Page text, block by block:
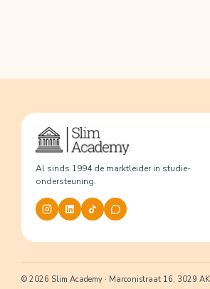
Al sinds 1994 de marktleider in studie-
ondersteuning.
© 2026 Slim Academy · Marconistraat 16, 3029